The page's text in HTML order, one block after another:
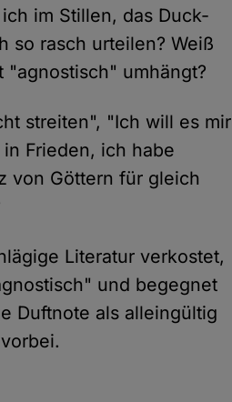
im Stillen, das Duck-
so rasch urteilen? Weiß
"agnostisch" umhängt?
streiten", "Ich will es mir
Frieden, ich habe
von Göttern für gleich
Literatur verkostet,
und begegnet
Duftnote als alleingültig